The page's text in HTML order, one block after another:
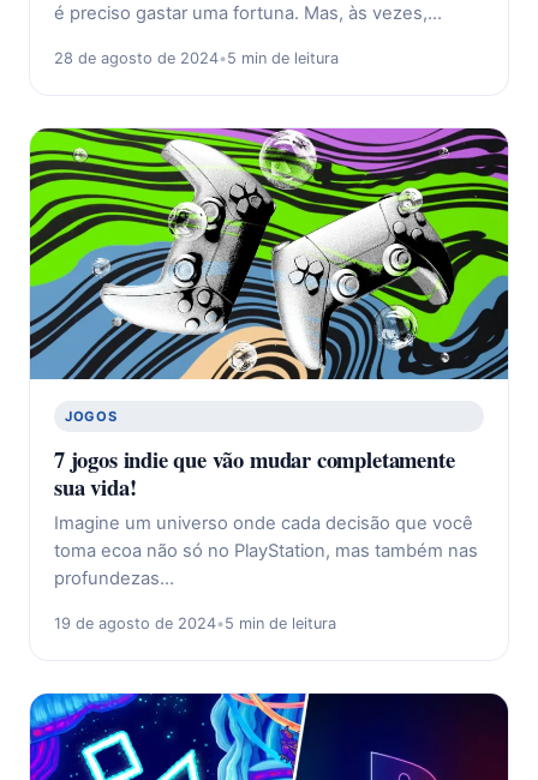
é preciso gastar uma fortuna. Mas, às vezes,…
28 de agosto de 2024•5 min de leitura
JOGOS
7 jogos indie que vão mudar completamente
sua vida!
Imagine um universo onde cada decisão que você
toma ecoa não só no PlayStation, mas também nas
profundezas…
19 de agosto de 2024•5 min de leitura